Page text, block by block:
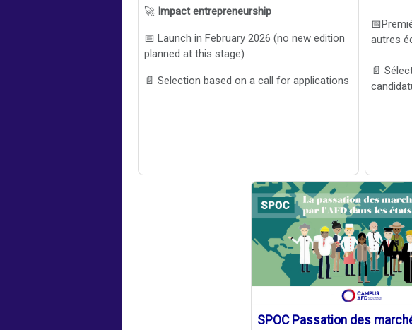
🚀 Impact entrepreneurship
📅 Launch in February 2026 (no new edition
planned at this stage)
📄 Selection based on a call for applications
autres
📄
SPOC Passation des